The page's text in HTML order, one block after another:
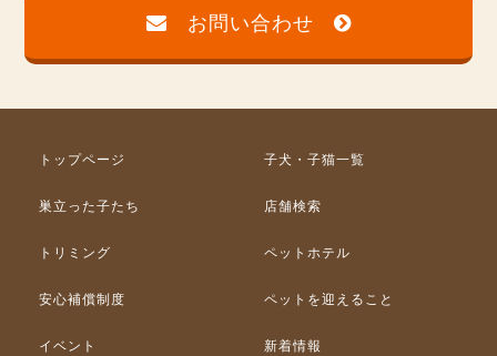
お問い合わせ
トップページ 子犬・子猫一覧
巣立った子たち 店舗検索
トリミング ペットホテル
安心補償制度 ペットを迎えること
イベント 新着情報